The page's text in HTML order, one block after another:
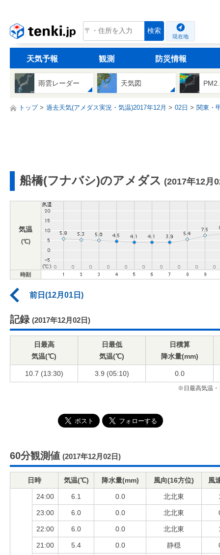
tenki.jp 検索
現在地
天気予報 観測 防災情報
雨雲レーダー 天気図
トップ 過去天気(アメダス実況・気温)2017年12月 02日 関東・
船橋(フナバシ)のアメダス (2017年12月
気温
(℃)
時刻
前日(12月01日)
記録 (2017年12月02日)
日最高
気温(℃)
日最低
気温(℃)
日積算
降水量(mm)
10.7 (13:30) 3.9 (05:10) 0.0
※日最高気温・
60分観測値 (2017年12月02日)
日時 気温(℃) 降水量(mm) 風向(16方位) 風
24:00 6.1 0.0 北北東
23:00 6.0 0.0 北北東
22:00 6.0 0.0 北北東
21:00 5.4 0.0 静穏